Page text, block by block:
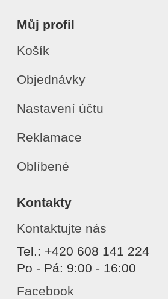
Můj profil
Košík
Objednávky
Nastavení účtu
Reklamace
Oblíbené
Kontakty
Kontaktujte nás
Tel.: +420 608 141 224
Po - Pá: 9:00 - 16:00
Facebook